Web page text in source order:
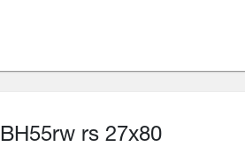
BH55rw rs 27x80